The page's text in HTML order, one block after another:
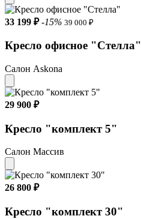
33 199 ₽ -15% 39 000 ₽
Кресло офисное "Стелла"
Салон Askona
29 900 ₽
Кресло "комплект 5"
Салон Массив
26 800 ₽
Кресло "комплект 30"